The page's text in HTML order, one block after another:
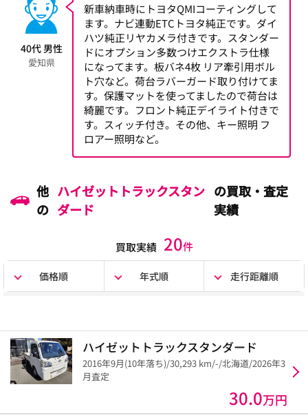
40代 男性
愛知県
新車納車時にトヨタQMIコーティングして
ます。ナビ連動ETCトヨタ純正です。ダイ
ハツ純正リヤカメラ付きです。スタンダー
ドにオプション多数つけエクストラ仕様
になってます。板バネ4枚 リア牽引用ボル
ト穴など。荷台ラバーガード取り付けてま
す。保護マットを使ってましたので荷台は
綺麗です。フロント純正デイライト付きで
す。スィッチ付き。その他、キー照明 フ
ロアー照明など。
他
の
ハイゼットトラックスタン
ダード
の買取・査定
実績
買取実績 20件
価格順 年式順 走行距離順
ハイゼットトラックスタンダード
2016年9月(10年落ち)/30,293 km/-/北海道/2026年3
月査定
30.0万円